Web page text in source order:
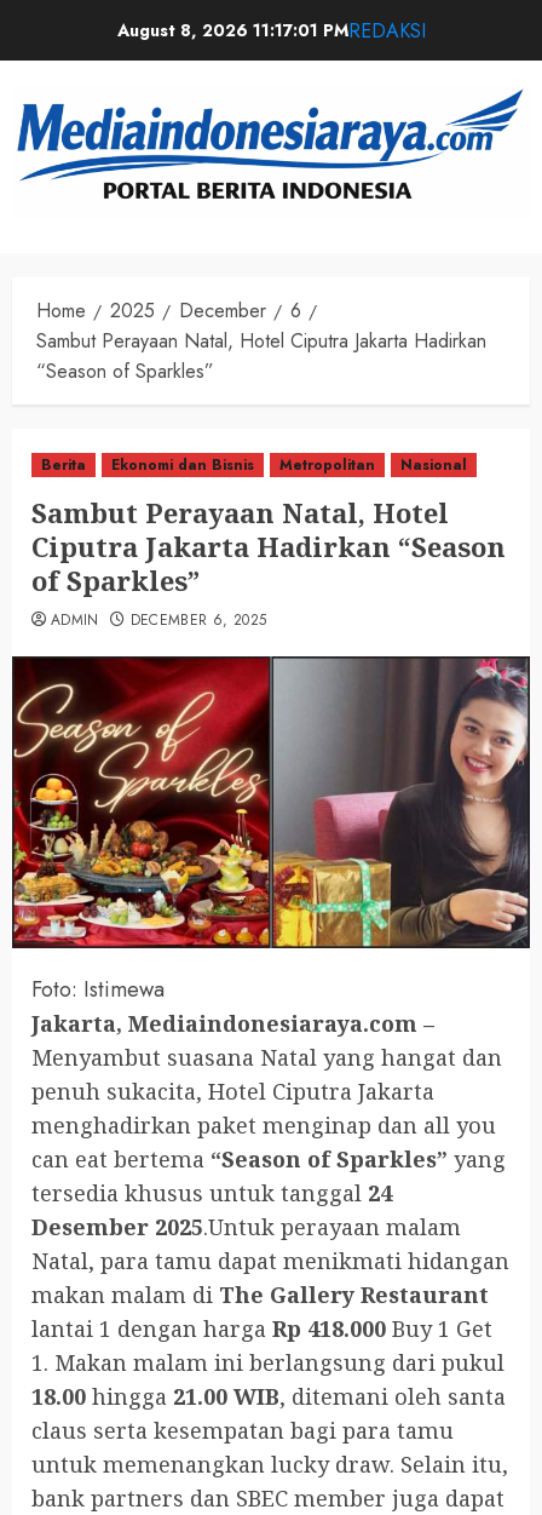
August 8, 2026 11:17:01 PMREDAKSI
Home 2025 December
6
Sambut Perayaan Natal, Hotel Ciputra Jakarta Hadirkan
“Season of Sparkles”
Berita Ekonomi dan Bisnis Metropolitan Nasional
Sambut Perayaan Natal, Hotel
Ciputra Jakarta Hadirkan “Season
of Sparkles”
ADMIN DECEMBER 6, 2025
Foto: Istimewa
Jakarta, Mediaindonesiaraya.com –
Menyambut suasana Natal yang hangat dan
penuh sukacita, Hotel Ciputra Jakarta
menghadirkan paket menginap dan all you
can eat bertema “Season of Sparkles” yang
tersedia khusus untuk tanggal 24
Desember 2025.Untuk perayaan malam
Natal, para tamu dapat menikmati hidangan
makan malam di The Gallery Restaurant
lantai 1 dengan harga Rp 418.000 Buy 1 Get
1. Makan malam ini berlangsung dari pukul
18.00 hingga 21.00 WIB, ditemani oleh santa
claus serta kesempatan bagi para tamu
untuk memenangkan lucky draw. Selain itu,
bank partners dan SBEC member juga dapat